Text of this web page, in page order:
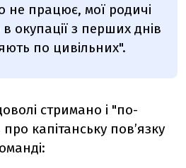
не працює, мої родичі
в окупації з перших днів
по цивільних".
стримано і "по-
капітанську пов’язку